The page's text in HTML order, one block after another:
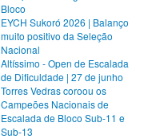
Bloco
EYCH Sukoró 2026 | Balanço
muito positivo da Seleção
Nacional
Altíssimo - Open de Escalada
de Dificuldade | 27 de junho
Torres Vedras coroou os
Campeões Nacionais de
Escalada de Bloco Sub-11 e
Sub-13